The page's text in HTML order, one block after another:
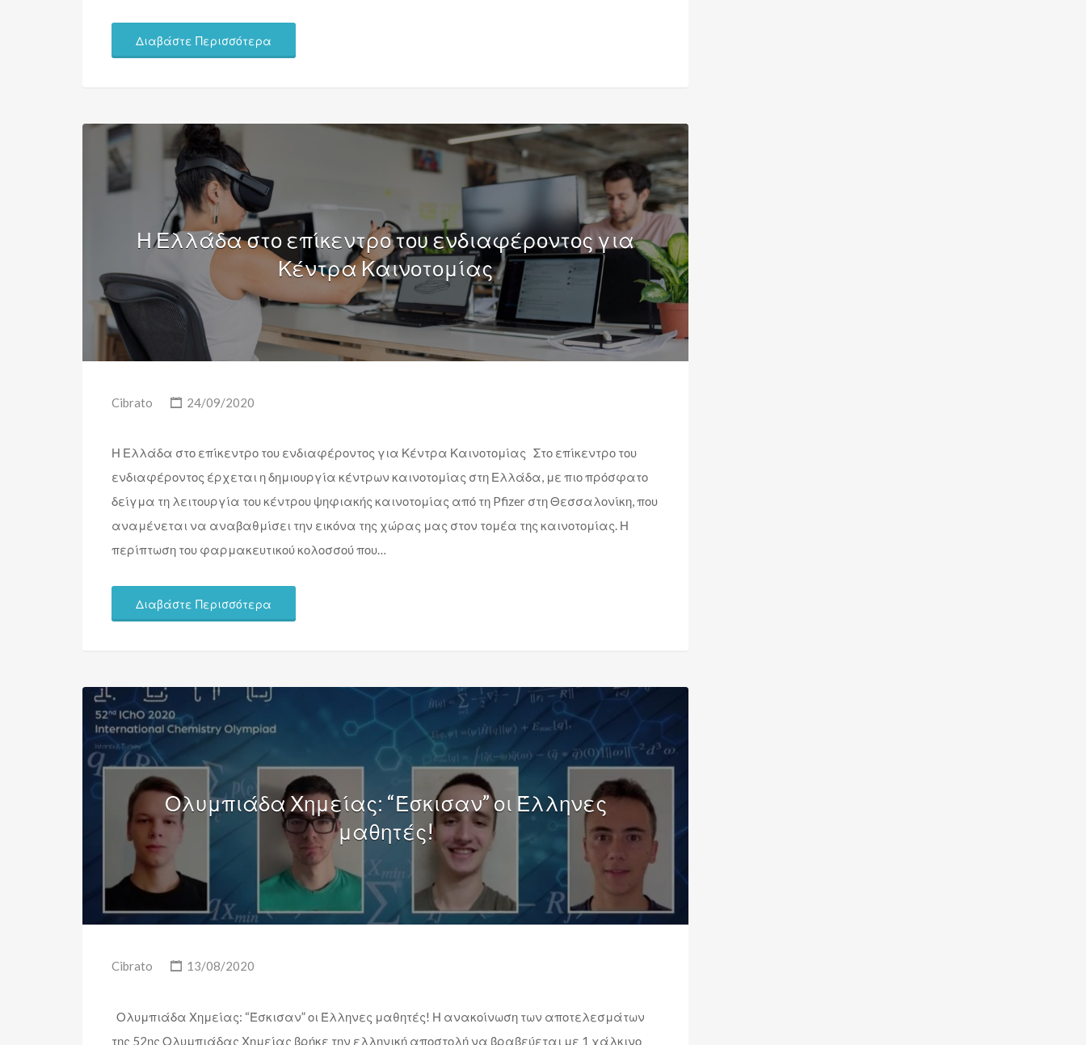
Διαβάστε Περισσότερα
Η Ελλάδα στο επίκεντρο του ενδιαφέροντος για
Κέντρα Καινοτομίας
Cibrato 24/09/2020
Η Ελλάδα στο επίκεντρο του ενδιαφέροντος για Κέντρα Καινοτομίας Στο επίκεντρο του
ενδιαφέροντος έρχεται η δημιουργία κέντρων καινοτομίας στη Ελλάδα, με πιο πρόσφατο
δείγμα τη λειτουργία του κέντρου ψηφιακής καινοτομίας από τη Pfizer στη Θεσσαλονίκη, που
αναμένεται να αναβαθμίσει την εικόνα της χώρας μας στον τομέα της καινοτομίας. Η
περίπτωση του φαρμακευτικού κολοσσού που…
Διαβάστε Περισσότερα
Ολυμπιάδα Χημείας: “Έσκισαν” οι Έλληνες
μαθητές!
Cibrato 13/08/2020
Ολυμπιάδα Χημείας: “Έσκισαν” οι Έλληνες μαθητές! Η ανακοίνωση των αποτελεσμάτων
της 52ης Ολυμπιάδας Χημείας βρήκε την ελληνική αποστολή να βραβεύεται με 1 χάλκινο